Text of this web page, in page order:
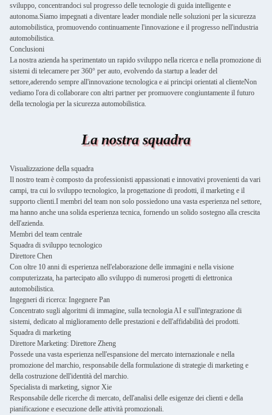
sviluppo, concentrandoci sul progresso delle tecnologie di guida intelligente e
autonoma.Siamo impegnati a diventare leader mondiale nelle soluzioni per la sicurezza
automobilistica, promuovendo continuamente l'innovazione e il progresso nell'industria
automobilistica.
Conclusioni
La nostra azienda ha sperimentato un rapido sviluppo nella ricerca e nella promozione di
sistemi di telecamere per 360° per auto, evolvendo da startup a leader del
settore,aderendo sempre all'innovazione tecnologica e ai principi orientati al clienteNon
vediamo l'ora di collaborare con altri partner per promuovere congiuntamente il futuro
della tecnologia per la sicurezza automobilistica.
La nostra squadra
Visualizzazione della squadra
Il nostro team è composto da professionisti appassionati e innovativi provenienti da vari
campi, tra cui lo sviluppo tecnologico, la progettazione di prodotti, il marketing e il
supporto clienti.I membri del team non solo possiedono una vasta esperienza nel settore,
ma hanno anche una solida esperienza tecnica, fornendo un solido sostegno alla crescita
dell'azienda.
Membri del team centrale
Squadra di sviluppo tecnologico
Direttore Chen
Con oltre 10 anni di esperienza nell'elaborazione delle immagini e nella visione
computerizzata, ha partecipato allo sviluppo di numerosi progetti di elettronica
automobilistica.
Ingegneri di ricerca: Ingegnere Pan
Concentrato sugli algoritmi di immagine, sulla tecnologia AI e sull'integrazione di
sistemi, dedicato al miglioramento delle prestazioni e dell'affidabilità dei prodotti.
Squadra di marketing
Direttore Marketing: Direttore Zheng
Possede una vasta esperienza nell'espansione del mercato internazionale e nella
promozione del marchio, responsabile della formulazione di strategie di marketing e
della costruzione dell'identità del marchio.
Specialista di marketing, signor Xie
Responsabile delle ricerche di mercato, dell'analisi delle esigenze dei clienti e della
pianificazione e esecuzione delle attività promozionali.